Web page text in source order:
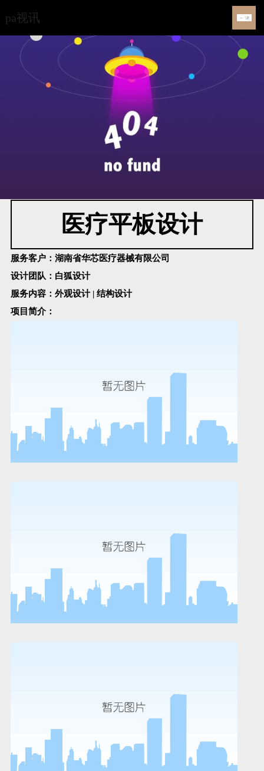
pa视讯
医疗平板设计
服务客户： 湖南省华芯医疗器械有限公司
设计团队： 白狐设计
服务内容： 外观设计 | 结构设计
项目简介：